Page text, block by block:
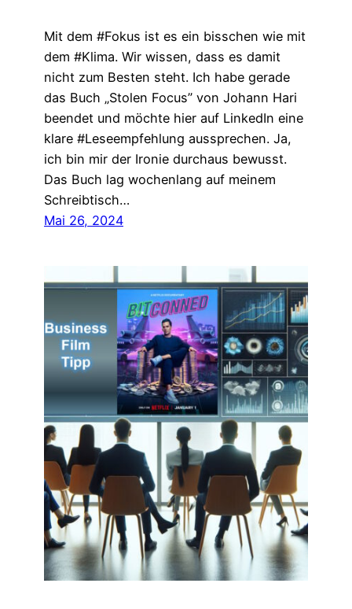
Mit dem #Fokus ist es ein bisschen wie mit
dem #Klima. Wir wissen, dass es damit
nicht zum Besten steht. Ich habe gerade
das Buch „Stolen Focus” von Johann Hari
beendet und möchte hier auf LinkedIn eine
klare #Leseempfehlung aussprechen. Ja,
ich bin mir der Ironie durchaus bewusst.
Das Buch lag wochenlang auf meinem
Schreibtisch…
Mai 26, 2024